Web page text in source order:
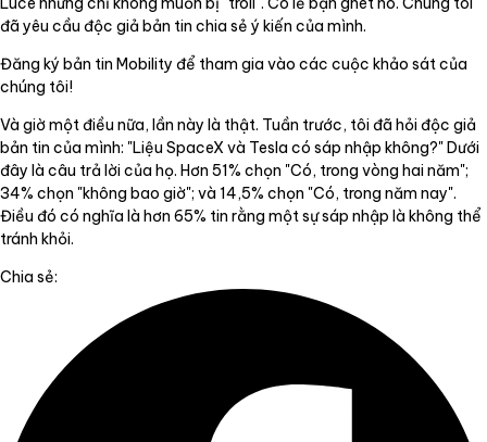
đã yêu cầu độc giả bản tin chia sẻ ý kiến của mình.
Đăng ký bản tin Mobility để tham gia vào các cuộc khảo sát của
chúng tôi!
Và giờ một điều nữa, lần này là thật. Tuần trước, tôi đã hỏi độc giả
bản tin của mình: "Liệu SpaceX và Tesla có sáp nhập không?" Dưới
đây là câu trả lời của họ. Hơn 51% chọn "Có, trong vòng hai năm";
34% chọn "không bao giờ"; và 14,5% chọn "Có, trong năm nay".
Điều đó có nghĩa là hơn 65% tin rằng một sự sáp nhập là không thể
tránh khỏi.
Chia sẻ: